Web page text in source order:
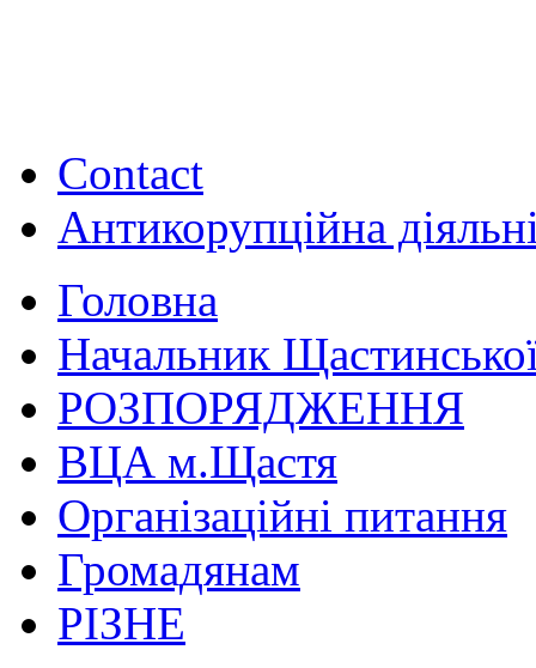
Contact
Антикорупційна
Головна
Начальник
РОЗПОРЯДЖЕННЯ
ВЦА м.Щастя
Організаційні питання
Громадянам
РІЗНЕ